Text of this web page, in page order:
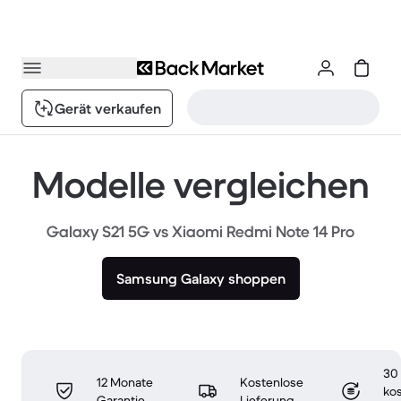
Gerät verkaufen
Modelle vergleichen
Galaxy S21 5G vs Xiaomi Redmi Note 14 Pro
Samsung Galaxy shoppen
12 Monate
Kostenlose
30